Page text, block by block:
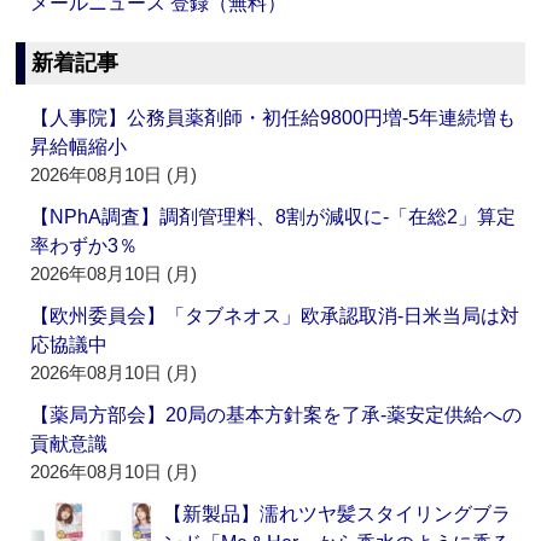
新着記事
【人事院】公務員薬剤師・初任給9800円増‐5年連続増も
昇給幅縮小
2026年08月10日 (月)
【NPhA調査】調剤管理料、8割が減収に‐「在総2」算定
率わずか3％
2026年08月10日 (月)
【欧州委員会】「タブネオス」欧承認取消‐日米当局は対
応協議中
2026年08月10日 (月)
【薬局方部会】20局の基本方針案を了承‐薬安定供給への
貢献意識
2026年08月10日 (月)
【新製品】濡れツヤ髪スタイリングブラ